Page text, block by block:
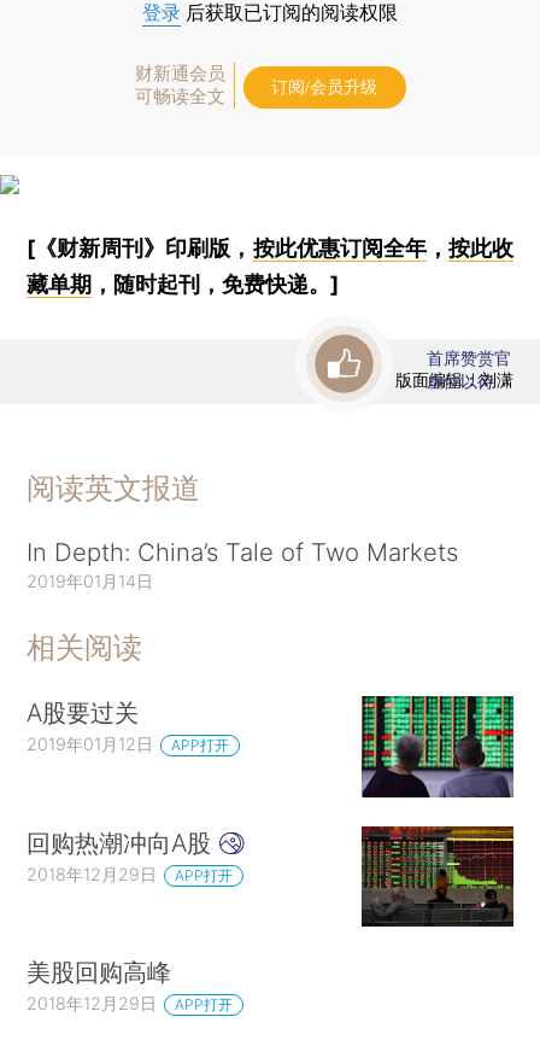
登录 后获取已订阅的阅读权限
财新通会员
可畅读全文
订阅/会员升级
[《财新周刊》印刷版， 按此优惠订阅全年， 按此收
藏单期 ，随时起刊，免费快递。]
版面编辑：刘潇
首席赞赏官
虚位以待
阅读英文报道
In Depth: China’s Tale of Two Markets
2019年01月14日
相关阅读
A股要过关
2019年01月12日 APP打开
回购热潮冲向A股
2018年12月29日 APP打开
美股回购高峰
2018年12月29日 APP打开